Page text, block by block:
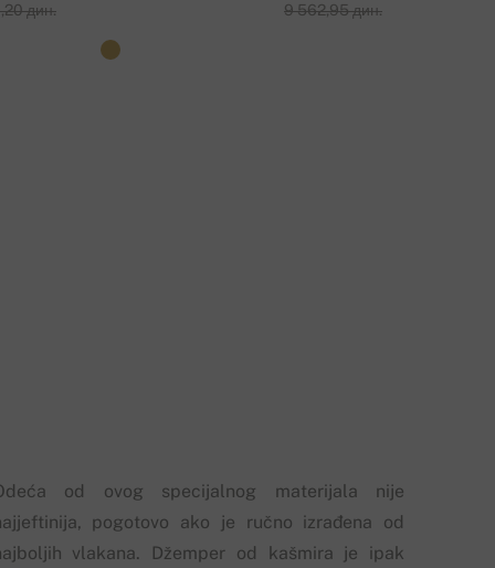
дин.
9 562,95 дин.
od ovog specijalnog materijala nije
pogotovo ako je ručno izrađena od
vlakana. Džemper od kašmira je ipak